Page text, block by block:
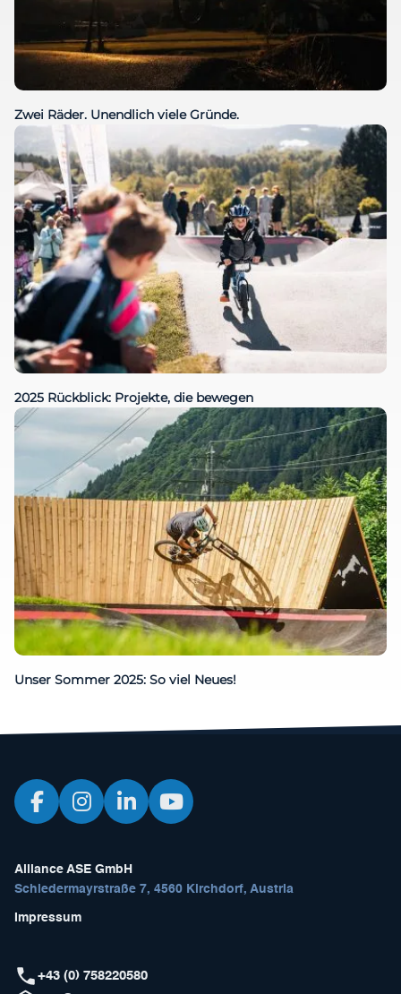
Zwei Räder. Unendlich viele Gründe.
2025 Rückblick: Projekte, die bewegen
Unser Sommer 2025: So viel Neues!
Alliance ASE GmbH
Schiedermayrstraße 7, 4560 Kirchdorf, Austria
Impressum
+43 (0) 758220580